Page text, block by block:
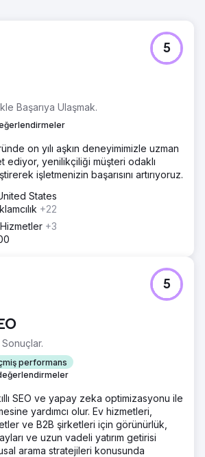
Başarıya Ulaşmak.
5
on yılı aşkın deneyimimizle uzman
ediyor, yenilikçiliği müşteri odaklı
işletmenizin başarısını artırıyoruz.
States
+22
+3
Sonuçlar.
performans
5
SEO ve yapay zeka optimizasyonu ile
yardımcı olur. Ev hizmetleri,
ve B2B şirketleri için görünürlük,
ve uzun vadeli yatırım getirisi
arama stratejileri konusunda